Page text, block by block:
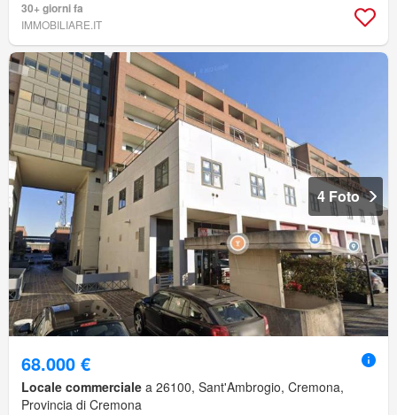
30+ giorni fa
IMMOBILIARE.IT
4 Foto
68.000 €
Locale commerciale a 26100, Sant'Ambrogio, Cremona,
Provincia di Cremona